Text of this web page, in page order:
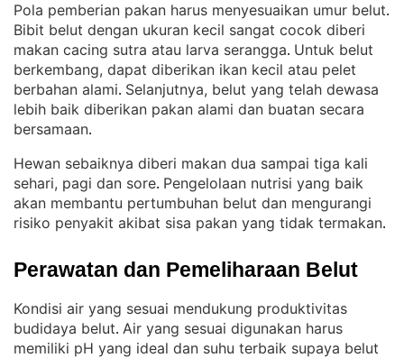
Pola pemberian pakan harus menyesuaikan umur belut
Bibit belut dengan ukuran kecil sangat cocok diberi
makan cacing sutra atau larva serangga. Untuk belut
berkembang, dapat diberikan ikan kecil atau pelet
berbahan alami. Selanjutnya, belut yang telah dewasa
lebih baik diberikan pakan alami dan buatan secara
bersamaan.
Hewan sebaiknya diberi makan dua sampai tiga kali
sehari, pagi dan sore. Pengelolaan nutrisi yang baik
akan membantu pertumbuhan belut dan mengurangi
risiko penyakit akibat sisa pakan yang tidak termakan.
Perawatan dan Pemeliharaan Belut
Kondisi air yang sesuai mendukung produktivitas
budidaya belut. Air yang sesuai digunakan harus
memiliki pH yang ideal dan suhu terbaik supaya belut